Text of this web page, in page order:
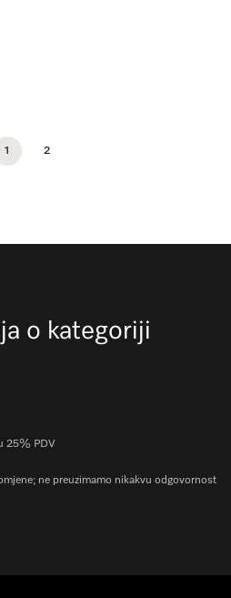
1 2
o kategoriji
25% PDV
ne preuzimamo nikakvu odgovornost